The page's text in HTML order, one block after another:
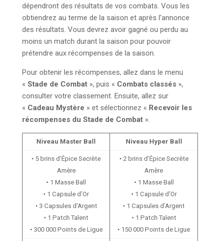
dépendront des résultats de vos combats. Vous les
obtiendrez au terme de la saison et après l’annonce
des résultats. Vous devrez avoir gagné ou perdu au
moins un match durant la saison pour pouvoir
prétendre aux récompenses de la saison.
Pour obtenir les récompenses, allez dans le menu
« Stade de Combat », puis « Combats classés »,
consulter votre classement. Ensuite, allez sur
« Cadeau Mystère » et sélectionnez « Recevoir les
récompenses du Stade de Combat ».
Niveau Master Ball Niveau Hyper Ball
• 5 brins d’Épice Secrète
Amère
• 1 Masse Ball
• 1 Capsule d’Or
• 3 Capsules d’Argent
• 1 Patch Talent
• 300 000 Points de Ligue
• 2 brins d’Épice Secrète
Amère
• 1 Masse Ball
• 1 Capsule d’Or
• 1 Capsules d’Argent
• 1 Patch Talent
• 150 000 Points de Ligue